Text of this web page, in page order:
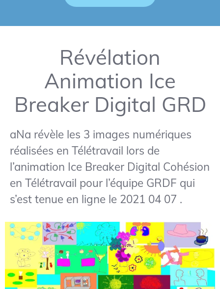
Révélation
Animation Ice
Breaker Digital GRD
aNa révèle les 3 images numériques
réalisées en Télétravail lors de
l’animation Ice Breaker Digital Cohésion
en Télétravail pour l’équipe GRDF qui
s’est tenue en ligne le 2021 04 07 .